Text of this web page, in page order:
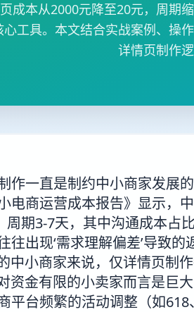
成本从2000元降至20元，周期
心工具。本文结合实战案例、操
详情页制作逻
作一直是制约中小商家发展
电商运营成本报告》显示，
周期3-7天，其中沟通成本
往出现‘需求理解偏差’导致
中小商家来说，仅详情页制
资金有限的小卖家而言是巨
平台频繁的活动调整（如